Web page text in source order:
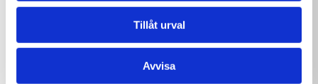
Tillåt urval
Avvisa